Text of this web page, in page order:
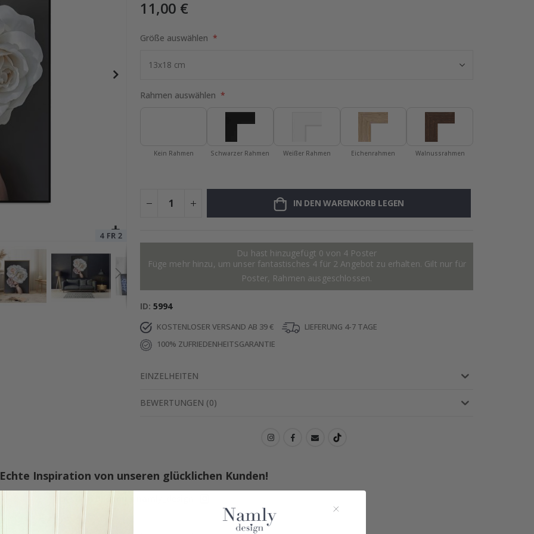
11,00 €
Größe auswählen
Rahmen auswählen
Kein Rahmen Schwarzer Rahmen Weißer Rahmen Eichenrahmen Walnussrahmen
IN DEN WARENKORB LEGEN
Du hast hinzugefügt 0 von 4 Poster
Füge mehr hinzu, um unser fantastisches 4 für 2 Angebot zu erhalten. Gilt nur für
Poster, Rahmen ausgeschlossen.
ID 5994
KOSTENLOSER VERSAND AB 39 €
LIEFERUNG 4-7 TAGE
100% ZUFRIEDENHEITSGARANTIE
EINZELHEITEN
BEWERTUNGEN (0)
Echte Inspiration von unseren glücklichen Kunden!
Teile dein Bild mit #namly_design